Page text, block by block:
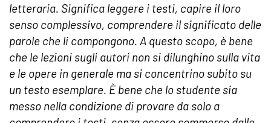
letteraria. Significa leggere i testi, capire il loro
senso complessivo, comprendere il significato delle
parole che li compongono. A questo scopo, è bene
che le lezioni sugli autori non si dilunghino sulla vita
e le opere in generale ma si concentrino subito su
un testo esemplare. È bene che lo studente sia
messo nella condizione di provare da solo a